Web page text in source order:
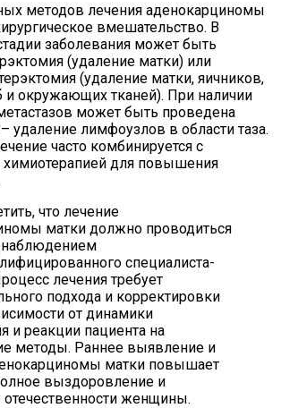
методов лечения аденокарциномы
вмешательство. В
заболевания может быть
(удаление матки) или
(удаление матки, яичников,
и окружающих тканей). При наличии
может быть проведена
удаление лимфоузлов в области таза.
часто комбинируется с
химиотерапией для повышения
что лечение
матки должно проводиться
наблюдением
специалиста-
лечения требует
подхода и корректировки
от динамики
и реакции пациента на
методы. Раннее выявление и
матки повышает
выздоровление и
отечественности женщины.